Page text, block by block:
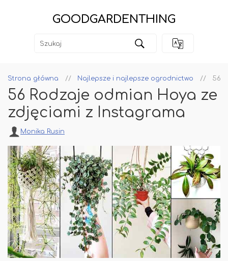
GOODGARDENTHING
Strona główna Najlepsze i najlepsze ogrodnictwo 56
56 Rodzaje odmian Hoya ze
zdjęciami z Instagrama
Monika Rusin